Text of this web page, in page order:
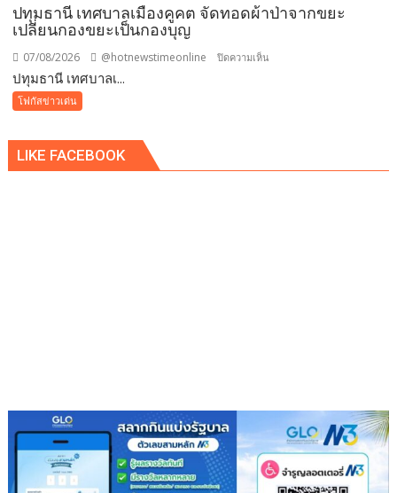
ต่ำ
ปทุมธานี เทศบาลเมืองคูคต จัดทอดผ้าป่าจากขยะ
เปลี่ยนกองขยะเป็นกองบุญ
07/08/2026 @hotnewstimeonline ปิดความเห็น
ทอด
ปทุมธานี เทศบาลเ...
โฟกัสข่าวเด่น
LIKE FACEBOOK